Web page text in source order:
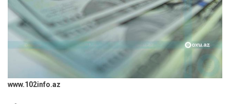
www.102info.az